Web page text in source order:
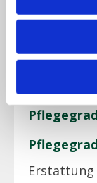
Erstattung